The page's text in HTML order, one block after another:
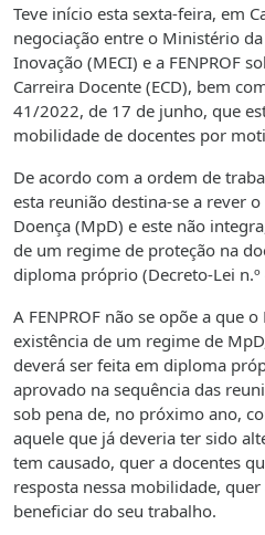
Teve início esta sexta-feira, em
negociação entre o Ministério da
Inovação (MECI) e a FENPROF
Carreira Docente (ECD), bem
41/2022, de 17 de junho, que
mobilidade de docentes por
De acordo com a ordem de
esta reunião destina-se a rever
Doença (MpD) e este não
de um regime de proteção na
diploma próprio (Decreto-Lei
A FENPROF não se opõe a que
existência de um regime de
deverá ser feita em diploma
aprovado na sequência das
sob pena de, no próximo ano,
aquele que já deveria ter sido
tem causado, quer a docentes
resposta nessa mobilidade,
beneficiar do seu trabalho.